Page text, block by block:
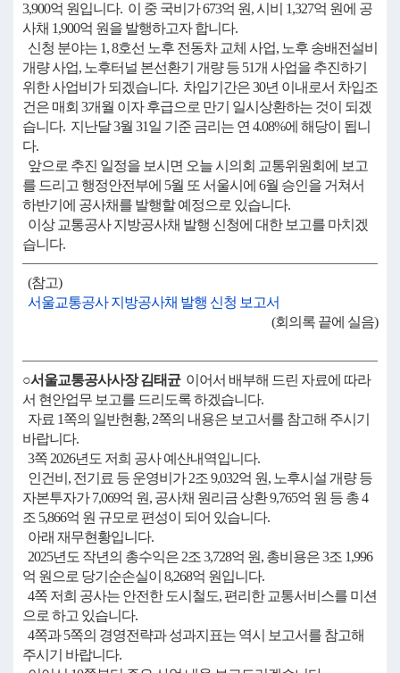
3,900억 원입니다. 이 중 국비가 673억 원, 시비 1,327억 원에 공
사채 1,900억 원을 발행하고자 합니다.
신청 분야는 1, 8호선 노후 전동차 교체 사업, 노후 송배전설비
개량 사업, 노후터널 본선환기 개량 등 51개 사업을 추진하기
위한 사업비가 되겠습니다. 차입기간은 30년 이내로서 차입조
건은 매회 3개월 이자 후급으로 만기 일시상환하는 것이 되겠
습니다. 지난달 3월 31일 기준 금리는 연 4.08%에 해당이 됩니
다.
앞으로 추진 일정을 보시면 오늘 시의회 교통위원회에 보고
를 드리고 행정안전부에 5월 또 서울시에 6월 승인을 거쳐서
하반기에 공사채를 발행할 예정으로 있습니다.
이상 교통공사 지방공사채 발행 신청에 대한 보고를 마치겠
습니다.
(참고)
서울교통공사 지방공사채 발행 신청 보고서
(회의록 끝에 실음)
○서울교통공사사장 김태균이어서 배부해 드린 자료에 따라
서 현안업무 보고를 드리도록 하겠습니다.
자료 1쪽의 일반현황, 2쪽의 내용은 보고서를 참고해 주시기
바랍니다.
3쪽 2026년도 저희 공사 예산내역입니다.
인건비, 전기료 등 운영비가 2조 9,032억 원, 노후시설 개량 등
자본투자가 7,069억 원, 공사채 원리금 상환 9,765억 원 등 총 4
조 5,866억 원 규모로 편성이 되어 있습니다.
아래 재무현황입니다.
2025년도 작년의 총수익은 2조 3,728억 원, 총비용은 3조 1,996
억 원으로 당기순손실이 8,268억 원입니다.
4쪽 저희 공사는 안전한 도시철도, 편리한 교통서비스를 미션
으로 하고 있습니다.
4쪽과 5쪽의 경영전략과 성과지표는 역시 보고서를 참고해
주시기 바랍니다.